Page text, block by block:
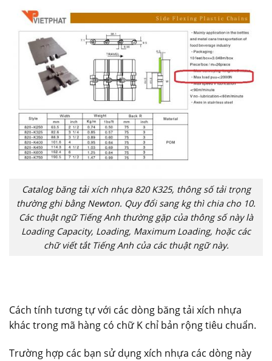
Catalog băng tải xích nhựa 820 K325, thông số tải trọng
thường ghi bằng Newton. Quy đổi sang kg thì chia cho 10.
Các thuật ngữ Tiếng Anh thường gặp của thông số này là
Loading Capacity, Loading, Maximum Loading, hoặc các
chữ viết tắt Tiếng Anh của các thuật ngữ này.
Cách tính tương tự với các dòng băng tải xích nhựa
khác trong mã hàng có chữ K chỉ bản rộng tiêu chuẩn.
Trường hợp các bạn sử dụng xích nhựa các dòng này